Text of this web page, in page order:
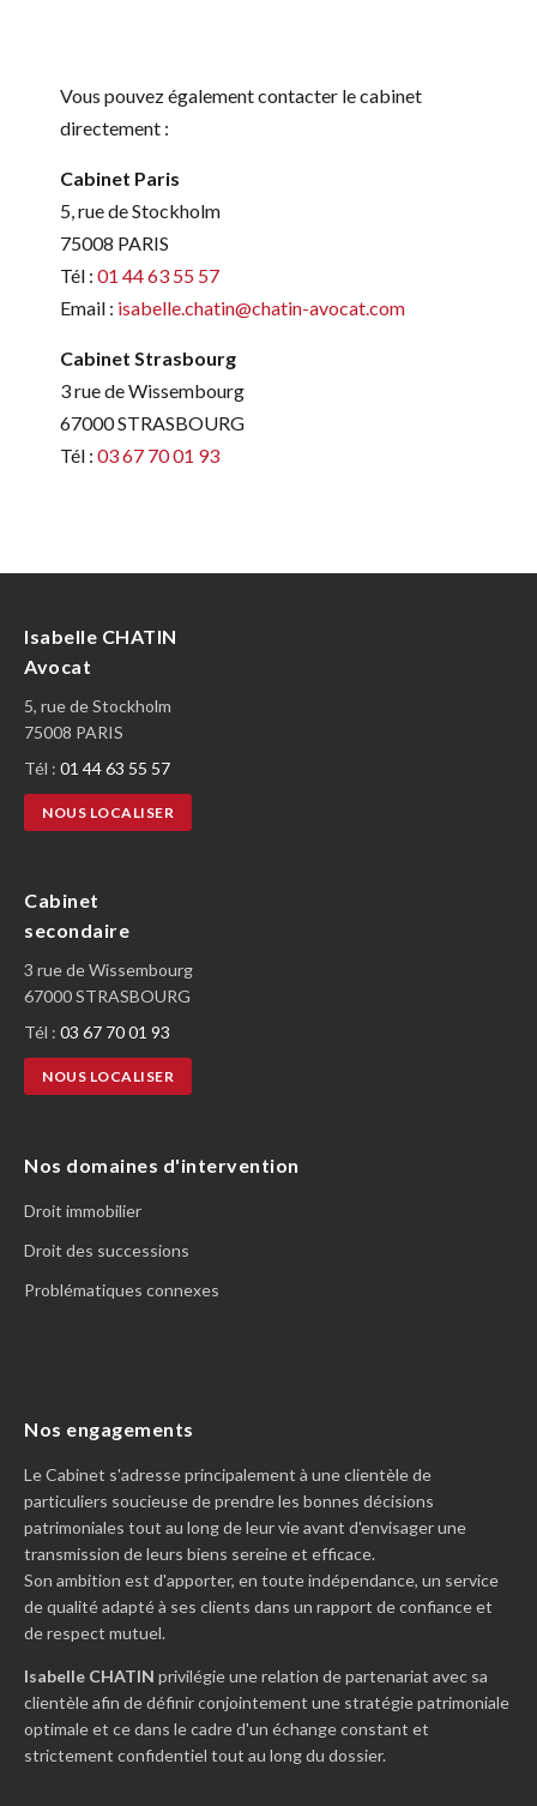
Vous pouvez également contacter le cabinet
directement :
Cabinet Paris
5, rue de Stockholm
75008 PARIS
Tél : 01 44 63 55 57
Email : isabelle.chatin@chatin-avocat.com
Cabinet Strasbourg
3 rue de Wissembourg
67000 STRASBOURG
Tél : 03 67 70 01 93
Isabelle CHATIN
Avocat
5, rue de Stockholm
75008 PARIS
Tél : 01 44 63 55 57
NOUS LOCALISER
Cabinet
secondaire
3 rue de Wissembourg
67000 STRASBOURG
Tél : 03 67 70 01 93
NOUS LOCALISER
Nos domaines d'intervention
Droit immobilier
Droit des successions
Problématiques connexes
Nos engagements
Le Cabinet s'adresse principalement à une clientèle de
particuliers soucieuse de prendre les bonnes décisions
patrimoniales tout au long de leur vie avant d'envisager une
transmission de leurs biens sereine et efficace.
Son ambition est d'apporter, en toute indépendance, un service
de qualité adapté à ses clients dans un rapport de confiance et
de respect mutuel.
Isabelle CHATIN privilégie une relation de partenariat avec sa
clientèle afin de définir conjointement une stratégie patrimoniale
optimale et ce dans le cadre d'un échange constant et
strictement confidentiel tout au long du dossier.